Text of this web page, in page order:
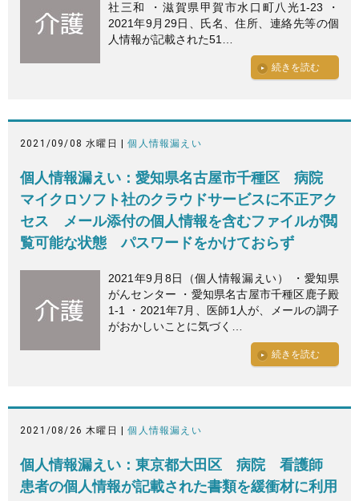
社三和 ・滋賀県甲賀市水口町八光1-23 ・
2021年9月29日、氏名、住所、連絡先等の個
人情報が記載された51…
続きを読む
2021/09/08 水曜日 |個人情報漏えい
個人情報漏えい：愛知県名古屋市千種区 病院
マイクロソフト社のクラウドサービスに不正アク
セス メール添付の個人情報を含むファイルが閲
覧可能な状態 パスワードをかけておらず
2021年9月8日（個人情報漏えい） ・愛知県
がんセンター ・愛知県名古屋市千種区鹿子殿
1-1 ・2021年7月、医師1人が、メールの調子
がおかしいことに気づく…
続きを読む
2021/08/26 木曜日 |個人情報漏えい
個人情報漏えい：東京都大田区 病院 看護師
患者の個人情報が記載された書類を緩衝材に利用